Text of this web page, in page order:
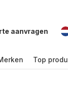
aanvragen
Top